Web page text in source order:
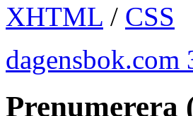
XHTML / CSS
dagensbok.com
Prenumerera